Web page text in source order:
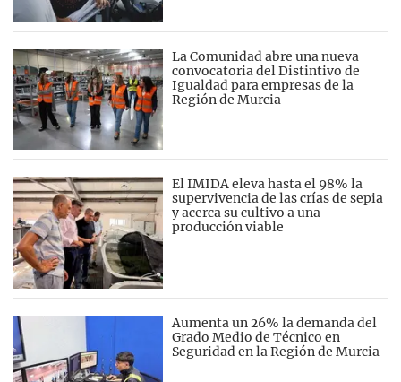
La Comunidad abre una nueva
convocatoria del Distintivo de
Igualdad para empresas de la
Región de Murcia
El IMIDA eleva hasta el 98% la
supervivencia de las crías de sepia
y acerca su cultivo a una
producción viable
Aumenta un 26% la demanda del
Grado Medio de Técnico en
Seguridad en la Región de Murcia